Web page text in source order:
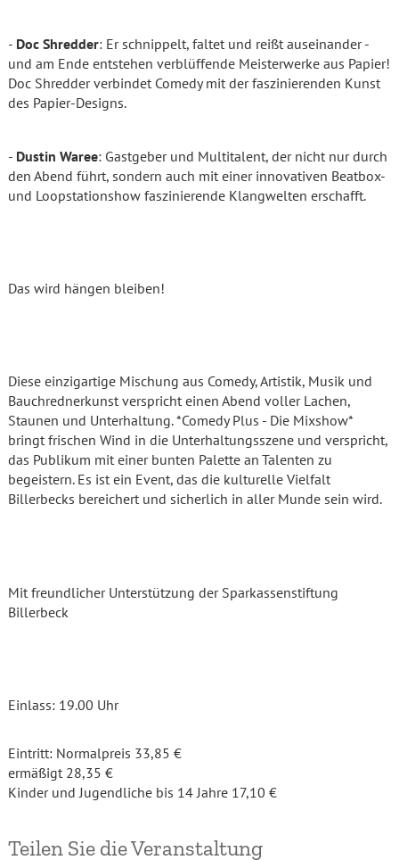
- Doc Shredder: Er schnippelt, faltet und reißt auseinander -
und am Ende entstehen verblüffende Meisterwerke aus Papier!
Doc Shredder verbindet Comedy mit der faszinierenden Kunst
des Papier-Designs.
- Dustin Waree: Gastgeber und Multitalent, der nicht nur durch
den Abend führt, sondern auch mit einer innovativen Beatbox-
und Loopstationshow faszinierende Klangwelten erschafft.
Das wird hängen bleiben!
Diese einzigartige Mischung aus Comedy, Artistik, Musik und
Bauchrednerkunst verspricht einen Abend voller Lachen,
Staunen und Unterhaltung. *Comedy Plus - Die Mixshow*
bringt frischen Wind in die Unterhaltungsszene und verspricht,
das Publikum mit einer bunten Palette an Talenten zu
begeistern. Es ist ein Event, das die kulturelle Vielfalt
Billerbecks bereichert und sicherlich in aller Munde sein wird.
Mit freundlicher Unterstützung der Sparkassenstiftung
Billerbeck
Einlass: 19.00 Uhr
Eintritt: Normalpreis 33,85 €
ermäßigt 28,35 €
Kinder und Jugendliche bis 14 Jahre 17,10 €
Teilen Sie die Veranstaltung